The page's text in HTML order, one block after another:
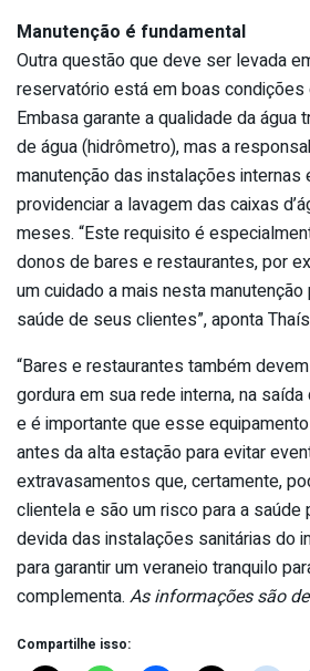
Manutenção é fundamental
Outra questão que deve ser levada
reservatório está em boas condições
Embasa garante a qualidade da água
de água (hidrômetro), mas a
manutenção das instalações internas
providenciar a lavagem das caixas
meses. “Este requisito é
donos de bares e restaurantes, por
um cuidado a mais nesta
saúde de seus clientes”, aponta
“Bares e restaurantes também
gordura em sua rede interna, na
e é importante que esse
antes da alta estação para evitar
extravasamentos que, certamente,
clientela e são um risco para a saúde
devida das instalações sanitárias do
para garantir um veraneio tranquilo
complementa. As informações são
Compartilhe isso: